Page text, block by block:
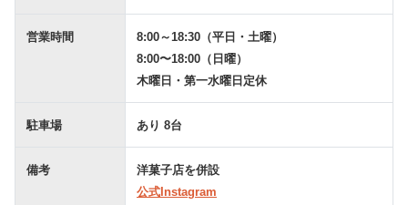
営業時間
8:00～18:30（平日・土曜）
8:00〜18:00（日曜）
木曜日・第一水曜日定休
駐車場 あり 8台
備考
洋菓子店を併設
公式Instagram